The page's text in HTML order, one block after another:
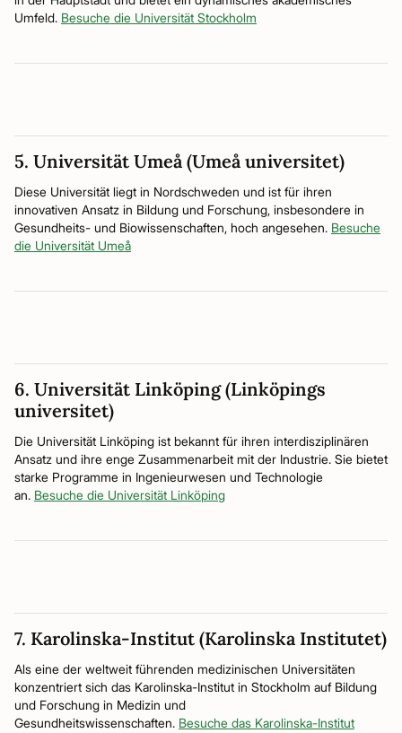
Umfeld. Besuche die Universität Stockholm
5. Universität Umeå (Umeå universitet)
Diese Universität liegt in Nordschweden und ist für ihren
innovativen Ansatz in Bildung und Forschung, insbesondere in
Gesundheits- und Biowissenschaften, hoch angesehen. Besuche
die Universität Umeå
6. Universität Linköping (Linköpings
universitet)
Die Universität Linköping ist bekannt für ihren interdisziplinären
Ansatz und ihre enge Zusammenarbeit mit der Industrie. Sie bietet
starke Programme in Ingenieurwesen und Technologie
an. Besuche die Universität Linköping
7. Karolinska-Institut (Karolinska Institutet)
Als eine der weltweit führenden medizinischen Universitäten
konzentriert sich das Karolinska-Institut in Stockholm auf Bildung
und Forschung in Medizin und
Gesundheitswissenschaften. Besuche das Karolinska-Institut